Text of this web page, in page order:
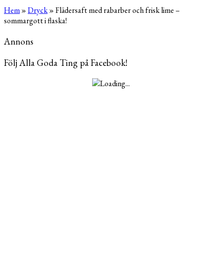
Hem»Dryck»Flädersaft med rabarber och frisk lime –
sommargott i flaska!
Annons
Följ Alla Goda Ting på Facebook!